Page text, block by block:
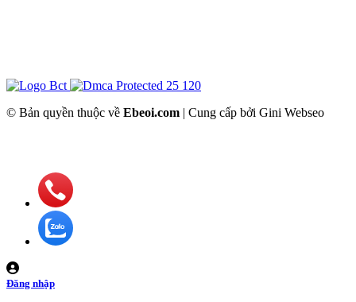
© Bản quyền thuộc về Ebeoi.com | Cung cấp bởi Gini Webseo
Đăng nhập